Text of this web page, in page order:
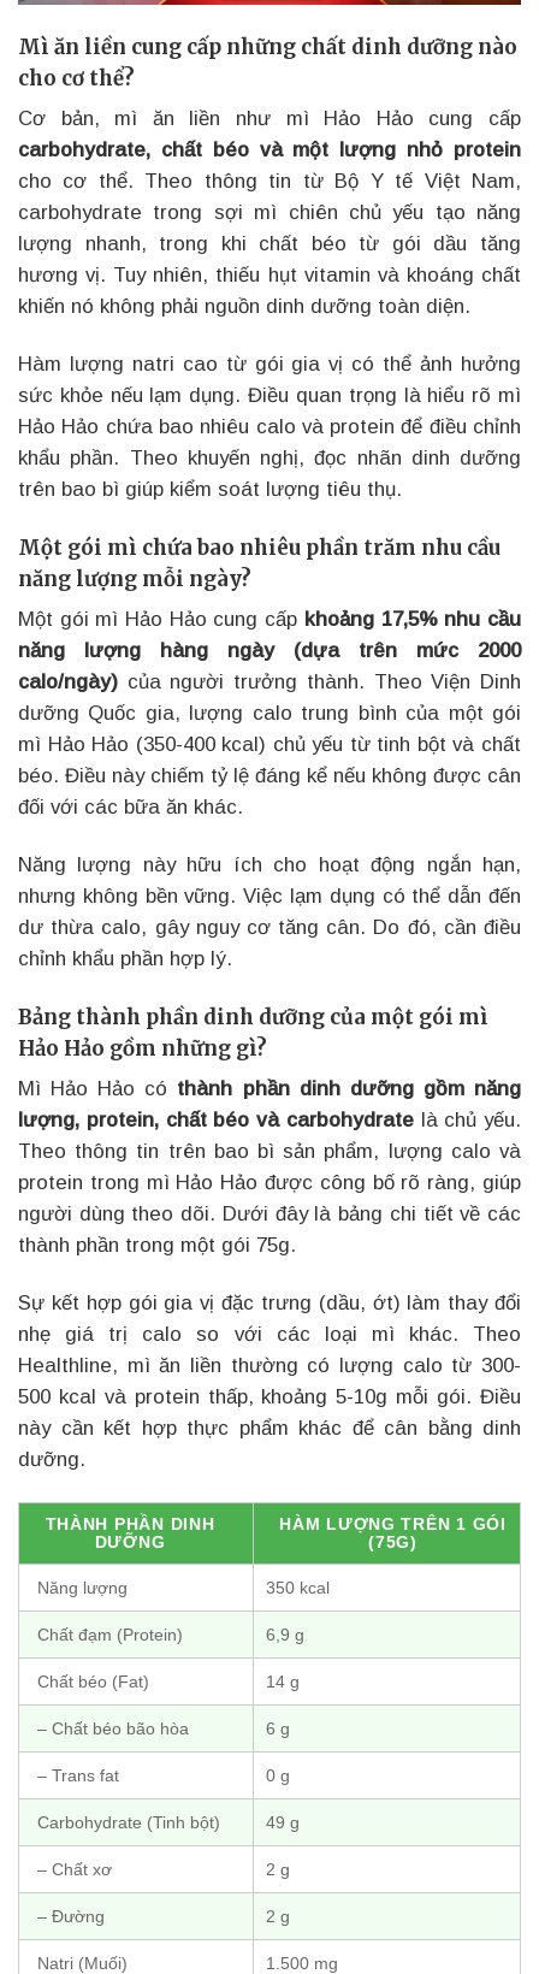
Mì ăn liền cung cấp những chất dinh dưỡng nào
cho cơ thể?
Cơ bản, mì ăn liền như mì Hảo Hảo cung cấp
carbohydrate, chất béo và một lượng nhỏ protein
cho cơ thể. Theo thông tin từ Bộ Y tế Việt Nam,
carbohydrate trong sợi mì chiên chủ yếu tạo năng
lượng nhanh, trong khi chất béo từ gói dầu tăng
hương vị. Tuy nhiên, thiếu hụt vitamin và khoáng chất
khiến nó không phải nguồn dinh dưỡng toàn diện.
Hàm lượng natri cao từ gói gia vị có thể ảnh hưởng
sức khỏe nếu lạm dụng. Điều quan trọng là hiểu rõ mì
Hảo Hảo chứa bao nhiêu calo và protein để điều chỉnh
khẩu phần. Theo khuyến nghị, đọc nhãn dinh dưỡng
trên bao bì giúp kiểm soát lượng tiêu thụ.
Một gói mì chứa bao nhiêu phần trăm nhu cầu
năng lượng mỗi ngày?
Một gói mì Hảo Hảo cung cấp khoảng 17,5% nhu cầu
năng lượng hàng ngày (dựa trên mức 2000
calo/ngày) của người trưởng thành. Theo Viện Dinh
dưỡng Quốc gia, lượng calo trung bình của một gói
mì Hảo Hảo (350-400 kcal) chủ yếu từ tinh bột và chất
béo. Điều này chiếm tỷ lệ đáng kể nếu không được cân
đối với các bữa ăn khác.
Năng lượng này hữu ích cho hoạt động ngắn hạn,
nhưng không bền vững. Việc lạm dụng có thể dẫn đến
dư thừa calo, gây nguy cơ tăng cân. Do đó, cần điều
chỉnh khẩu phần hợp lý.
Bảng thành phần dinh dưỡng của một gói mì
Hảo Hảo gồm những gì?
Mì Hảo Hảo có thành phần dinh dưỡng gồm năng
lượng, protein, chất béo và carbohydratelà chủ yếu.
Theo thông tin trên bao bì sản phẩm, lượng calo và
protein trong mì Hảo Hảo được công bố rõ ràng, giúp
người dùng theo dõi. Dưới đây là bảng chi tiết về các
thành phần trong một gói 75g.
Sự kết hợp gói gia vị đặc trưng (dầu, ớt) làm thay đổi
nhẹ giá trị calo so với các loại mì khác. Theo
Healthline, mì ăn liền thường có lượng calo từ 300-
500 kcal và protein thấp, khoảng 5-10g mỗi gói. Điều
này cần kết hợp thực phẩm khác để cân bằng dinh
dưỡng.
THÀNH PHẦN DINH
DƯỠNG
HÀM LƯỢNG TRÊN 1 GÓI
(75G)
Năng lượng 350 kcal
Chất đạm (Protein) 6,9 g
Chất béo (Fat) 14 g
– Chất béo bão hòa 6 g
– Trans fat 0 g
Carbohydrate (Tinh bột) 49 g
– Chất xơ 2 g
– Đường 2 g
Natri (Muối) 1.500 mg